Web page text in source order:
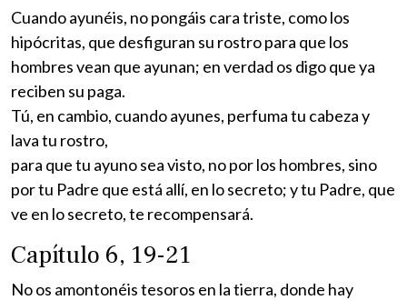
Cuando ayunéis, no pongáis cara triste, como los
hipócritas, que desfiguran su rostro para que los
hombres vean que ayunan; en verdad os digo que ya
reciben su paga.
Tú, en cambio, cuando ayunes, perfuma tu cabeza y
lava tu rostro,
para que tu ayuno sea visto, no por los hombres, sino
por tu Padre que está allí, en lo secreto; y tu Padre, que
ve en lo secreto, te recompensará.
Capítulo 6, 19-21
No os amontonéis tesoros en la tierra, donde hay